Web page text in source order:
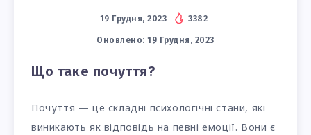
19 Грудня, 2023 3382
Оновлено: 19 Грудня, 2023
Що таке почуття?
Почуття — це складні психологічні стани, які
виникають як відповідь на певні емоції. Вони є